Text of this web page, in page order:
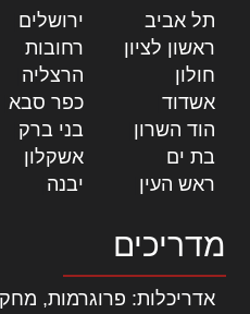
תל אביב ירושלים
ראשון לציון
רחובות
חולון
הרצליה
אשדוד
כפר סבא
הוד השרון
בני ברק
בת ים
אשקלון
ראש העין
יבנה
מדריכים
אדריכלות: פרוגרמות,